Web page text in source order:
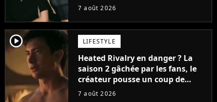
7 août 2026
player2 LIFESTYLE
Heated Rivalry en danger ? La
saison 2 gâchée par les fans, le
créateur pousse un coup de
gueule
7 août 2026